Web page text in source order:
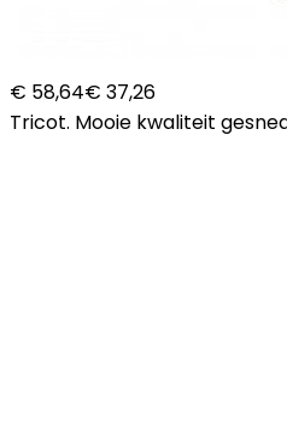
€ 58,64€ 37,26
Tricot. Mooie kwaliteit